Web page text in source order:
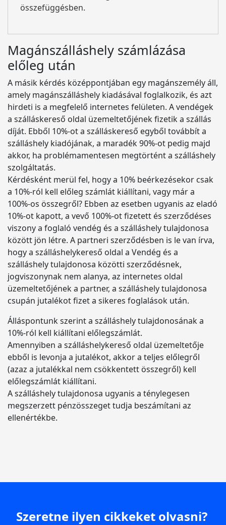
összefüggésben.
Magánszálláshely számlázása
előleg után
A másik kérdés középpontjában egy magánszemély áll,
amely magánszálláshely kiadásával foglalkozik, és azt
hirdeti is a megfelelő internetes felületen. A vendégek
a szálláskereső oldal üzemeltetőjének fizetik a szállás
díját. Ebből 10%-ot a szálláskereső egyből továbbít a
szálláshely kiadójának, a maradék 90%-ot pedig majd
akkor, ha problémamentesen megtörtént a szálláshely
szolgáltatás.
Kérdésként merül fel, hogy a 10% beérkezésekor csak
a 10%-ról kell előleg számlát kiállítani, vagy már a
100%-os összegről? Ebben az esetben ugyanis az eladó
10%-ot kapott, a vevő 100%-ot fizetett és szerződéses
viszony a foglaló vendég és a szálláshely tulajdonosa
között jön létre. A partneri szerződésben is le van írva,
hogy a szálláshelykereső oldal a Vendég és a
szálláshely tulajdonosa közötti szerződésnek,
jogviszonynak nem alanya, az internetes oldal
üzemeltetőjének a partner, a szálláshely tulajdonosa
csupán jutalékot fizet a sikeres foglalások után.
Álláspontunk szerint a szálláshely tulajdonosának a
10%-ról kell kiállítani előlegszámlát.
Amennyiben a szálláshelykereső oldal üzemeltetője
ebből is levonja a jutalékot, akkor a teljes előlegről
(azaz a jutalékkal nem csökkentett összegről) kell
előlegszámlát kiállítani.
A szálláshely tulajdonosa ugyanis a ténylegesen
megszerzett pénzösszeget tudja beszámítani az
ellenértékbe.
Szeretne ilyen cikkeket olvasni?